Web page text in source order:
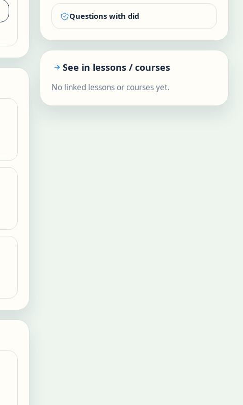
Questions with did
See in lessons / courses
No linked lessons or courses yet.